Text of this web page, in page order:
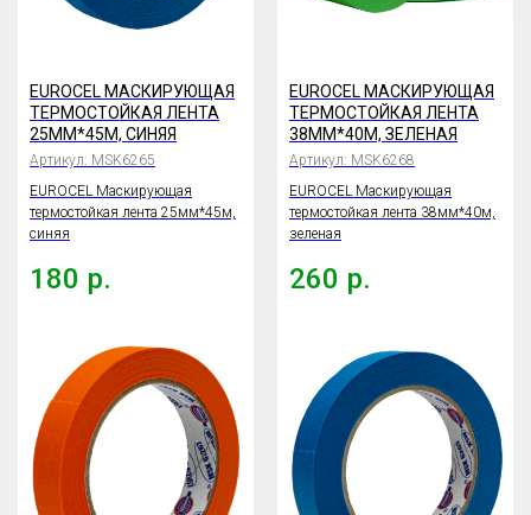
EUROCEL МАСКИРУЮЩАЯ
ТЕРМОСТОЙКАЯ ЛЕНТА
25ММ*45М, СИНЯЯ
Артикул: MSK6265
EUROCEL Маскирующая
термостойкая лента 25мм*45м,
синяя
180 р.
EUROCEL МАСКИРУЮЩАЯ
ТЕРМОСТОЙКАЯ ЛЕНТА
38ММ*40М, ЗЕЛЕНАЯ
Артикул: MSK6268
EUROCEL Маскирующая
термостойкая лента 38мм*40м,
зеленая
260 р.